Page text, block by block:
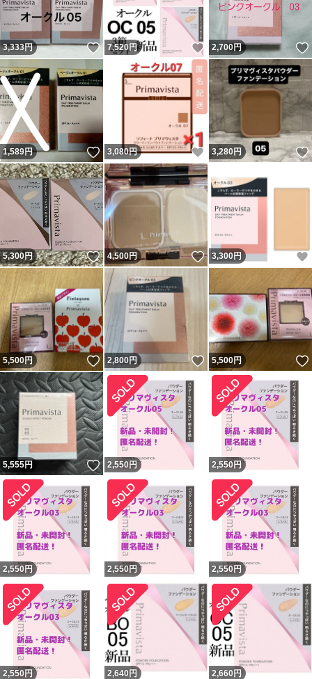
3,333円 いいね！
7,520円 いいね！
2,700円
1,589円 いいね！
3,080円 いいね！
3,280円
5,300円 いいね！
4,500円 いいね！
3,300円
5,500円 いいね！
2,800円 いいね！
5,500円
5,555円 いいね！
2,550円 2,550円
2,550円 2,550円 2,550円
2,550円 2,640 円 2,660 円